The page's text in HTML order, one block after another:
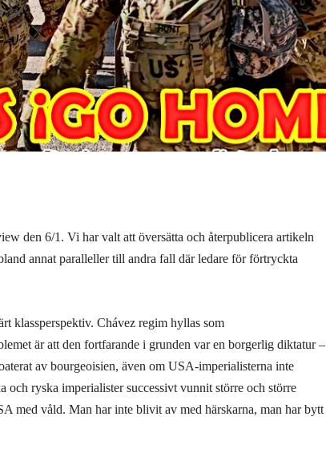
den 6/1. Vi har valt att översätta och återpublicera artikeln
annat paralleller till andra fall där ledare för förtryckta
klassperspektiv. Chávez regim hyllas som
är att den fortfarande i grunden var en borgerlig diktatur –
av bourgeoisien, även om USA-imperialisterna inte
och ryska imperialister successivt vunnit större och större
med våld. Man har inte blivit av med härskarna, man har bytt